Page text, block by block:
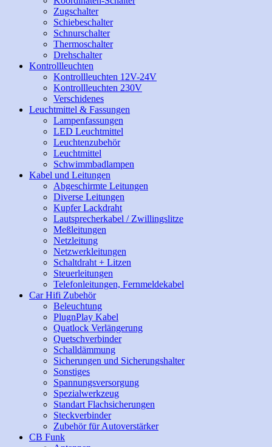
Zugschalter
Schiebeschalter
Schnurschalter
Thermoschalter
Drehschalter
Kontrollleuchten
Kontrollleuchten 12V-24V
Kontrollleuchten 230V
Verschidenes
Leuchtmittel & Fassungen
Lampenfassungen
LED Leuchtmittel
Leuchtenzubehör
Leuchtmittel
Schwimmbadlampen
Kabel und Leitungen
Abgeschirmte Leitungen
Diverse Leitungen
Kupfer Lackdraht
Lautsprecherkabel / Zwillingslitze
Meßleitungen
Netzleitung
Netzwerkleitungen
Schaltdraht + Litzen
Steuerleitungen
Telefonleitungen, Fernmeldekabel
Car Hifi Zubehör
Beleuchtung
PlugnPlay Kabel
Quatlock Verlängerung
Quetschverbinder
Schalldämmung
Sicherungen und Sicherungshalter
Sonstiges
Spannungsversorgung
Spezialwerkzeug
Standart Flachsicherungen
Steckverbinder
Zubehör für Autoverstärker
CB Funk